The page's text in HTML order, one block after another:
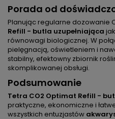
Porada od
Planując regularne dozowanie
Refill - butla uzupełniająca
równowagi biologicznej. W
pielęgnacją, oświetleniem i
stabilny, efektowny zbiornik
skomplikowanej obsługi.
Podsumowanie
Tetra CO2 Optimat Refill -
praktyczne, ekonomiczne i
wszystkich entuzjastów